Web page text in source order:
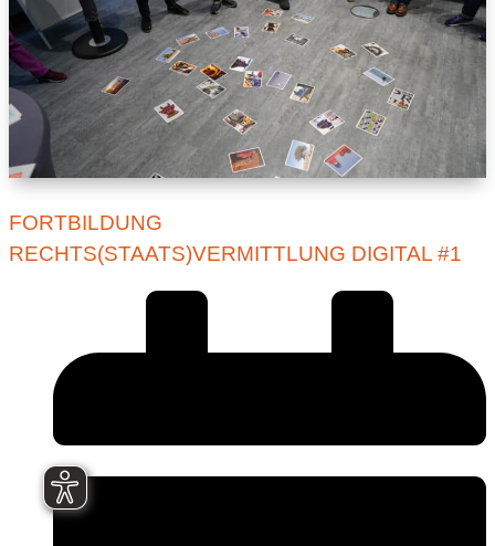
FORTBILDUNG
RECHTS(STAATS)VERMITTLUNG DIGITAL #1